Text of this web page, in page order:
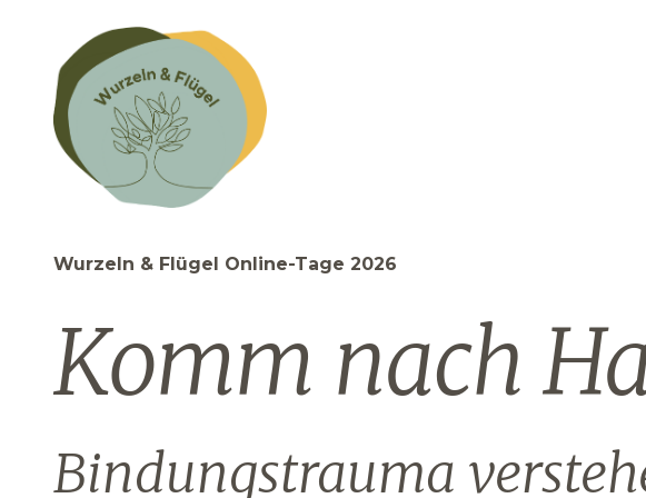
Wurzeln & Flügel Online-Tage 2026
Komm nach
Bindungstrauma